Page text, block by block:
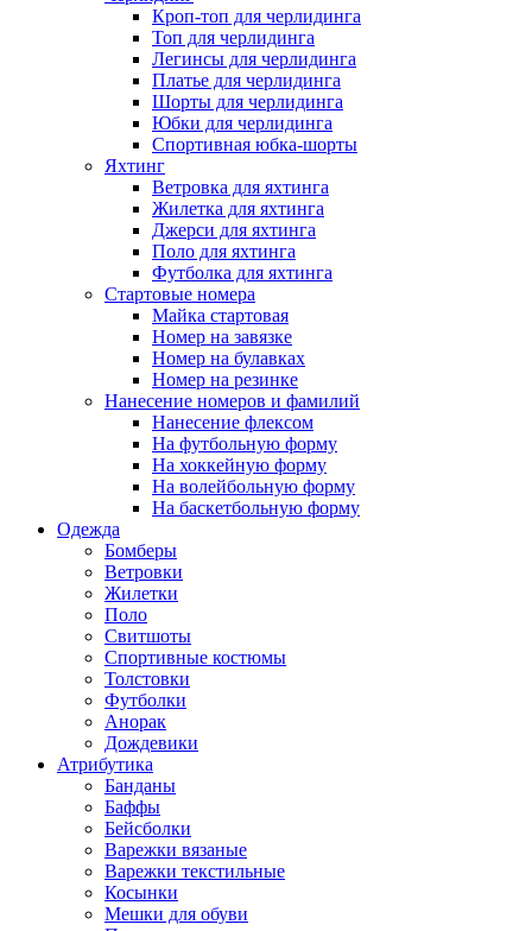
Кроп-топ для черлидинга
Топ для черлидинга
Легинсы для черлидинга
Платье для черлидинга
Шорты для черлидинга
Юбки для черлидинга
Спортивная юбка-шорты
Яхтинг
Ветровка для яхтинга
Жилетка для яхтинга
Джерси для яхтинга
Поло для яхтинга
Футболка для яхтинга
Стартовые номера
Майка стартовая
Номер на завязке
Номер на булавках
Номер на резинке
Нанесение номеров и фамилий
Нанесение флексом
На футбольную форму
На хоккейную форму
На волейбольную форму
На баскетбольную форму
Одежда
Бомберы
Ветровки
Жилетки
Поло
Свитшоты
Спортивные костюмы
Толстовки
Футболки
Анорак
Дождевики
Атрибутика
Банданы
Баффы
Бейсболки
Варежки вязаные
Варежки текстильные
Косынки
Мешки для обуви